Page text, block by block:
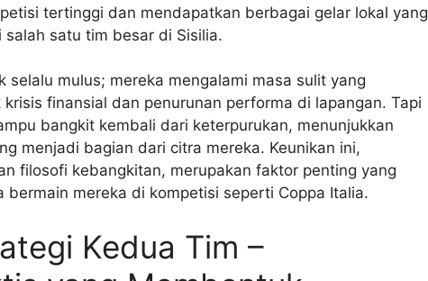
tertinggi dan mendapatkan berbagai gelar lokal yang
satu tim besar di Sisilia.
selalu mulus; mereka mengalami masa sulit yang
finansial dan penurunan performa di lapangan. Tapi
bangkit kembali dari keterpurukan, menunjukkan
menjadi bagian dari citra mereka. Keunikan ini,
filosofi kebangkitan, merupakan faktor penting yang
bermain mereka di kompetisi seperti Coppa Italia.
Kedua Tim –